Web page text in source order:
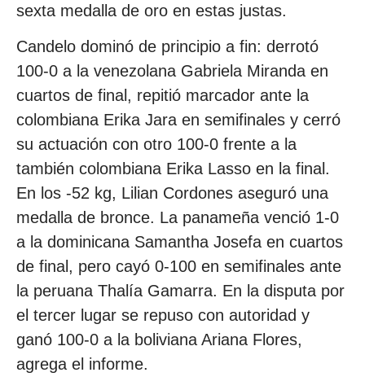
sexta medalla de oro en estas justas.
Candelo dominó de principio a fin: derrotó
100-0 a la venezolana Gabriela Miranda en
cuartos de final, repitió marcador ante la
colombiana Erika Jara en semifinales y cerró
su actuación con otro 100-0 frente a la
también colombiana Erika Lasso en la final.
En los -52 kg, Lilian Cordones aseguró una
medalla de bronce. La panameña venció 1-0
a la dominicana Samantha Josefa en cuartos
de final, pero cayó 0-100 en semifinales ante
la peruana Thalía Gamarra. En la disputa por
el tercer lugar se repuso con autoridad y
ganó 100-0 a la boliviana Ariana Flores,
agrega el informe.